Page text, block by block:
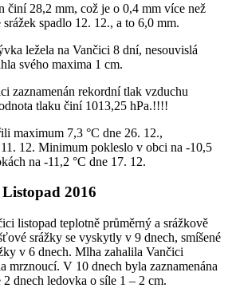
28,2 mm, což je o 0,4 mm více než
spadlo 12. 12., a to 6,0 mm.
ležela na Vančici 8 dní, nesouvislá
svého maxima 1 cm.
zaznamenán rekordní tlak vzduchu
tlaku činí 1013,25 hPa.!!!!
maximum 7,3 °C dne 26. 12.,
12. Minimum pokleslo v obci na -10,5
na -11,2 °C dne 17. 12.
Listopad 2016
listopad teplotně průměrný a srážkově
srážky se vyskytly v 9 dnech, smíšené
v 6 dnech. Mlha zahalila Vančici
mrznoucí. V 10 dnech byla zaznamenána
dnech ledovka o síle 1 – 2 cm.